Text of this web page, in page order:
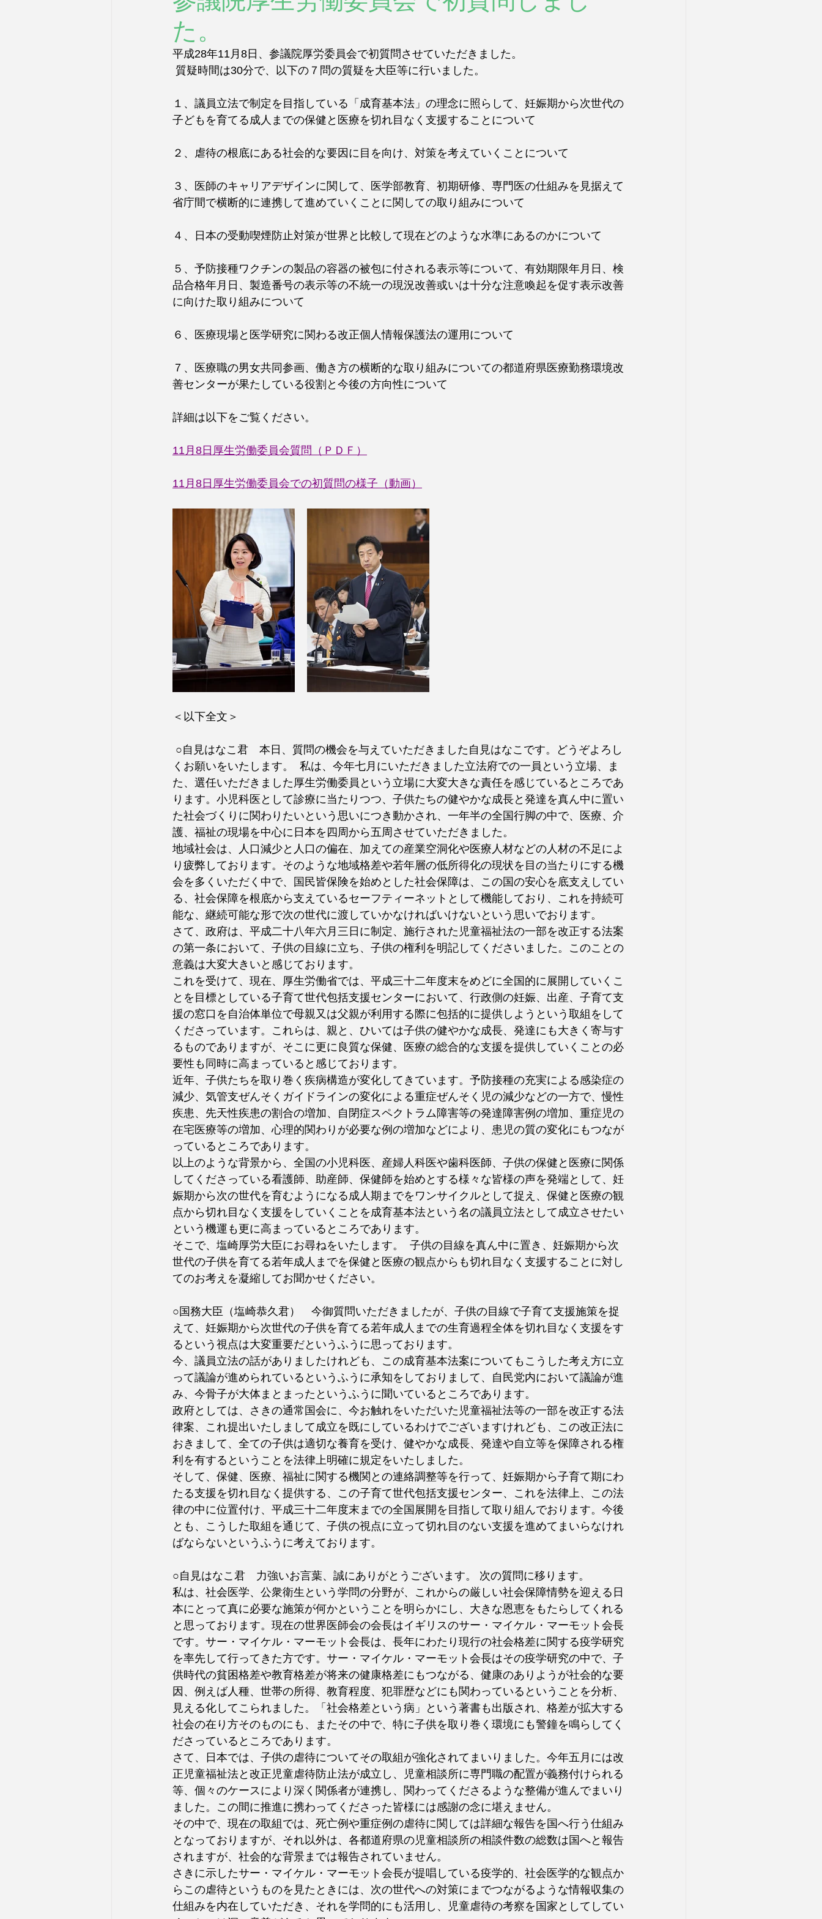
た。
平成28年11月8日、参議院厚労委員会で初質問させていただきました。
質疑時間は30分で、以下の７問の質疑を大臣等に行いました。
１、議員立法で制定を目指している「成育基本法」の理念に照らして、妊娠期から次世代の
子どもを育てる成人までの保健と医療を切れ目なく支援することについて
２、虐待の根底にある社会的な要因に目を向け、対策を考えていくことについて
３、医師のキャリアデザインに関して、医学部教育、初期研修、専門医の仕組みを見据えて
省庁間で横断的に連携して進めていくことに関しての取り組みについて
４、日本の受動喫煙防止対策が世界と比較して現在どのような水準にあるのかについて
５、予防接種ワクチンの製品の容器の被包に付される表示等について、有効期限年月日、検
品合格年月日、製造番号の表示等の不統一の現況改善或いは十分な注意喚起を促す表示改善
に向けた取り組みについて
６、医療現場と医学研究に関わる改正個人情報保護法の運用について
７、医療職の男女共同参画、働き方の横断的な取り組みについての都道府県医療勤務環境改
善センターが果たしている役割と今後の方向性について
詳細は以下をご覧ください。
11月8日厚生労働委員会質問（ＰＤＦ）
11月8日 厚生労働委員会での初質問の様子（動画）
＜以下全文＞
くお願いをいたします。  私は、今年七月にいただきました立法府での一員という立場、ま
た、選任いただきました厚生労働委員という立場に大変大きな責任を感じているところであ
ります。小児科医として診療に当たりつつ、子供たちの健やかな成長と発達を真ん中に置い
た社会づくりに関わりたいという思いにつき動かされ、一年半の全国行脚の中で、医療、介
護、福祉の現場を中心に日本を四周から五周させていただきました。
地域社会は、人口減少と人口の偏在、加えての産業空洞化や医療人材などの人材の不足によ
り疲弊しております。そのような地域格差や若年層の低所得化の現状を目の当たりにする機
会を多くいただく中で、国民皆保険を始めとした社会保障は、この国の安心を底支えしてい
る、社会保障を根底から支えているセーフティーネットとして機能しており、これを持続可
能な、継続可能な形で次の世代に渡していかなければいけないという思いでおります。
さて、政府は、平成二十八年六月三日に制定、施行された児童福祉法の一部を改正する法案
の第一条において、子供の目線に立ち、子供の権利を明記してくださいました。このことの
意義は大変大きいと感じております。
これを受けて、現在、厚生労働省では、平成三十二年度末をめどに全国的に展開していくこ
とを目標としている子育て世代包括支援センターにおいて、行政側の妊娠、出産、子育て支
援の窓口を自治体単位で母親又は父親が利用する際に包括的に提供しようという取組をして
くださっています。これらは、親と、ひいては子供の健やかな成長、発達にも大きく寄与す
るものでありますが、そこに更に良質な保健、医療の総合的な支援を提供していくことの必
要性も同時に高まっていると感じております。
近年、子供たちを取り巻く疾病構造が変化してきています。予防接種の充実による感染症の
減少、気管支ぜんそくガイドラインの変化による重症ぜんそく児の減少などの一方で、慢性
疾患、先天性疾患の割合の増加、自閉症スペクトラム障害等の発達障害例の増加、重症児の
在宅医療等の増加、心理的関わりが必要な例の増加などにより、患児の質の変化にもつなが
っているところであります。
以上のような背景から、全国の小児科医、産婦人科医や歯科医師、子供の保健と医療に関係
してくださっている看護師、助産師、保健師を始めとする様々な皆様の声を発端として、妊
娠期から次の世代を育むようになる成人期までをワンサイクルとして捉え、保健と医療の観
点から切れ目なく支援をしていくことを成育基本法という名の議員立法として成立させたい
という機運も更に高まっているところであります。
そこで、塩崎厚労大臣にお尋ねをいたします。  子供の目線を真ん中に置き、妊娠期から次
世代の子供を育てる若年成人までを保健と医療の観点からも切れ目なく支援することに対し
てのお考えを凝縮してお聞かせください。
○国務大臣（塩崎恭久君）　今御質問いただきましたが、子供の目線で子育て支援施策を捉
えて、妊娠期から次世代の子供を育てる若年成人までの生育過程全体を切れ目なく支援をす
るという視点は大変重要だというふうに思っております。
今、議員立法の話がありましたけれども、この成育基本法案についてもこうした考え方に立
って議論が進められているというふうに承知をしておりまして、自民党内において議論が進
み、今骨子が大体まとまったというふうに聞いているところであります。
政府としては、さきの通常国会に、今お触れをいただいた児童福祉法等の一部を改正する法
律案、これ提出いたしまして成立を既にしているわけでございますけれども、この改正法に
おきまして、全ての子供は適切な養育を受け、健やかな成長、発達や自立等を保障される権
利を有するということを法律上明確に規定をいたしました。
そして、保健、医療、福祉に関する機関との連絡調整等を行って、妊娠期から子育て期にわ
たる支援を切れ目なく提供する、この子育て世代包括支援センター、これを法律上、この法
律の中に位置付け、平成三十二年度末までの全国展開を目指して取り組んでおります。今後
とも、こうした取組を通じて、子供の視点に立って切れ目のない支援を進めてまいらなけれ
ばならないというふうに考えております。
○自見はなこ君　力強いお言葉、誠にありがとうございます。 次の質問に移ります。
私は、社会医学、公衆衛生という学問の分野が、これからの厳しい社会保障情勢を迎える日
本にとって真に必要な施策が何かということを明らかにし、大きな恩恵をもたらしてくれる
と思っております。現在の世界医師会の会長はイギリスのサー・マイケル・マーモット会長
です。サー・マイケル・マーモット会長は、長年にわたり現行の社会格差に関する疫学研究
を率先して行ってきた方です。サー・マイケル・マーモット会長はその疫学研究の中で、子
供時代の貧困格差や教育格差が将来の健康格差にもつながる、健康のありようが社会的な要
因、例えば人種、世帯の所得、教育程度、犯罪歴などにも関わっているということを分析、
見える化してこられました。「社会格差という病」という著書も出版され、格差が拡大する
社会の在り方そのものにも、またその中で、特に子供を取り巻く環境にも警鐘を鳴らしてく
ださっているところであります。
さて、日本では、子供の虐待についてその取組が強化されてまいりました。今年五月には改
正児童福祉法と改正児童虐待防止法が成立し、児童相談所に専門職の配置が義務付けられる
等、個々のケースにより深く関係者が連携し、関わってくださるような整備が進んでまいり
ました。この間に推進に携わってくださった皆様には感謝の念に堪えません。
その中で、現在の取組では、死亡例や重症例の虐待に関しては詳細な報告を国へ行う仕組み
となっておりますが、それ以外は、各都道府県の児童相談所の相談件数の総数は国へと報告
されますが、社会的な背景までは報告されていません。
さきに示したサー・マイケル・マーモット会長が提唱している疫学的、社会医学的な観点か
らこの虐待というものを見たときには、次の世代への対策にまでつながるような情報収集の
仕組みを内在していただき、それを学問的にも活用し、児童虐待の考察を国家としてしてい